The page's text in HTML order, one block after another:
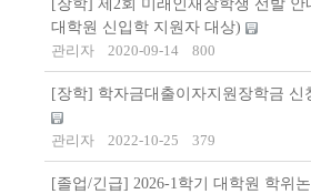
[장학] 제2회 미래인재장학생 선발 안
대학원 신입학 지원자 대상)
관리자
2020-09-14 800
[장학] 학자금대출이자지원장학금 신
관리자 2022-10-25 379
[졸업/긴급] 2026-1학기 대학원 학위